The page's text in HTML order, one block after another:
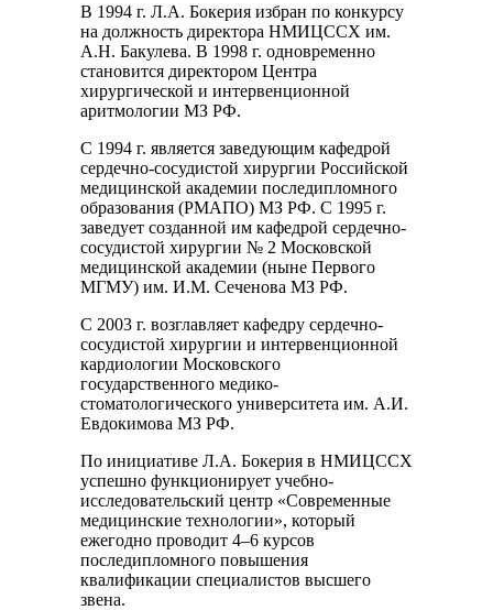
В 1994 г. Л.А. Бокерия избран по конкурсу
на должность директора НМИЦССХ им.
А.Н. Бакулева. В 1998 г. одновременно
становится директором Центра
хирургической и интервенционной
аритмологии МЗ РФ.
С 1994 г. является заведующим кафедрой
сердечно-сосудистой хирургии Российской
медицинской академии последипломного
образования (РМАПО) МЗ РФ. С 1995 г.
заведует созданной им кафедрой сердечно-
сосудистой хирургии № 2 Московской
медицинской академии (ныне Первого
МГМУ) им. И.М. Сеченова МЗ РФ.
С 2003 г. возглавляет кафедру сердечно-
сосудистой хирургии и интервенционной
кардиологии Московского
государственного медико-
стоматологического университета им. А.И.
Евдокимова МЗ РФ.
По инициативе Л.А. Бокерия в НМИЦССХ
успешно функционирует учебно-
исследовательский центр «Современные
медицинские технологии», который
ежегодно проводит 4–6 курсов
последипломного повышения
квалификации специалистов высшего
звена.